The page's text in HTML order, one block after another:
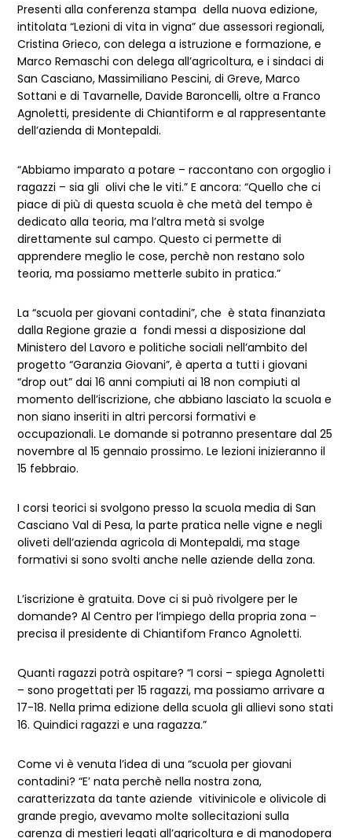
Presenti alla conferenza stampa della nuova edizione,
intitolata “Lezioni di vita in vigna” due assessori regionali,
Cristina Grieco, con delega a istruzione e formazione, e
Marco Remaschi con delega all’agricoltura, e i sindaci di
San Casciano, Massimiliano Pescini, di Greve, Marco
Sottani e di Tavarnelle, Davide Baroncelli, oltre a Franco
Agnoletti, presidente di Chiantiform e al rappresentante
dell’azienda di Montepaldi.
“Abbiamo imparato a potare – raccontano con orgoglio i
ragazzi – sia gli olivi che le viti.” E ancora: “Quello che ci
piace di più di questa scuola è che metà del tempo è
dedicato alla teoria, ma l’altra metà si svolge
direttamente sul campo. Questo ci permette di
apprendere meglio le cose, perchè non restano solo
teoria, ma possiamo metterle subito in pratica.”
La “scuola per giovani contadini”, che è stata finanziata
dalla Regione grazie a fondi messi a disposizione dal
Ministero del Lavoro e politiche sociali nell’ambito del
progetto “Garanzia Giovani”, è aperta a tutti i giovani
“drop out” dai 16 anni compiuti ai 18 non compiuti al
momento dell’iscrizione, che abbiano lasciato la scuola e
non siano inseriti in altri percorsi formativi e
occupazionali. Le domande si potranno presentare dal 25
novembre al 15 gennaio prossimo. Le lezioni inizieranno il
15 febbraio.
I corsi teorici si svolgono presso la scuola media di San
Casciano Val di Pesa, la parte pratica nelle vigne e negli
oliveti dell’azienda agricola di Montepaldi, ma stage
formativi si sono svolti anche nelle aziende della zona.
L’iscrizione è gratuita. Dove ci si può rivolgere per le
domande? Al Centro per l’impiego della propria zona –
precisa il presidente di Chiantifom Franco Agnoletti.
Quanti ragazzi potrà ospitare? “I corsi – spiega Agnoletti
– sono progettati per 15 ragazzi, ma possiamo arrivare a
17-18. Nella prima edizione della scuola gli allievi sono stati
16. Quindici ragazzi e una ragazza.”
Come vi è venuta l’idea di una “scuola per giovani
contadini? “E’ nata perchè nella nostra zona,
caratterizzata da tante aziende vitivinicole e olivicole di
grande pregio, avevamo molte sollecitazioni sulla
carenza di mestieri legati all’agricoltura e di manodopera